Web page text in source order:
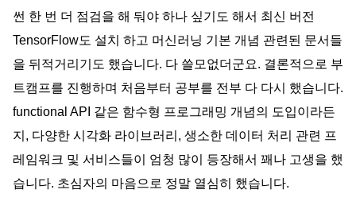
썬 한 번 더 점검을 해 둬야 하나 싶기도 해서 최신 버전
TensorFlow도 설치 하고 머신러닝 기본 개념 관련된 문서들
을 뒤적거리기도 했습니다. 다 쓸모없더군요. 결론적으로 부
트캠프를 진행하며 처음부터 공부를 전부 다 다시 했습니다.
functional API 같은 함수형 프로그래밍 개념의 도입이라든
지, 다양한 시각화 라이브러리, 생소한 데이터 처리 관련 프
레임워크 및 서비스들이 엄청 많이 등장해서 꽤나 고생을 했
습니다. 초심자의 마음으로 정말 열심히 했습니다.